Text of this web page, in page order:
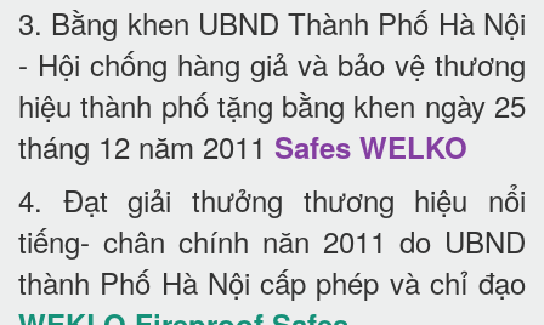
3. Bằng khen UBND Thành Phố Hà Nội
- Hội chống hàng giả và bảo vệ thương
hiệu thành phố tặng bằng khen ngày 25
tháng 12 năm 2011 Safes WELKO
4. Đạt giải thưởng thương hiệu nổi
tiếng- chân chính năn 2011 do UBND
thành Phố Hà Nội cấp phép và chỉ đạo